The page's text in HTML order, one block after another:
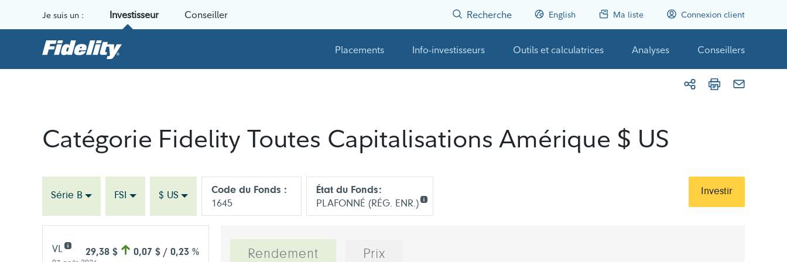
Je suis un : Investisseur Conseiller Recherche English Ma liste Connexion client
Placements Info-investisseurs Outils et calculatrices Analyses Conseillers
Catégorie Fidelity Toutes Capitalisations Amérique $ US
Série B FSI $ US
Code du Fonds :
1645
État du Fonds:
PLAFONNÉ (RÉG. ENR.)
Investir
VL 29,38 $ 0,07 $ / 0,23 % Rendement Prix